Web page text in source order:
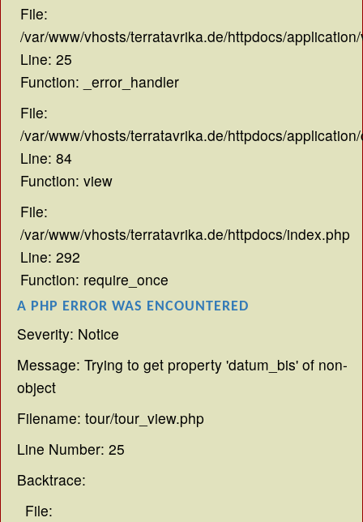
File:
/var/www/vhosts/terratavrika.de/httpdocs/
Line: 25
Function: _error_handler
File:
/var/www/vhosts/terratavrika.de/httpdocs/
Line: 84
Function: view
File:
/var/www/vhosts/terratavrika.de/httpdocs/index.php
Line: 292
Function: require_once
A PHP ERROR WAS ENCOUNTERED
Severity: Notice
Message: Trying to get property 'datum_bis' of non-
object
Filename: tour/tour_view.php
Line Number: 25
Backtrace:
File: